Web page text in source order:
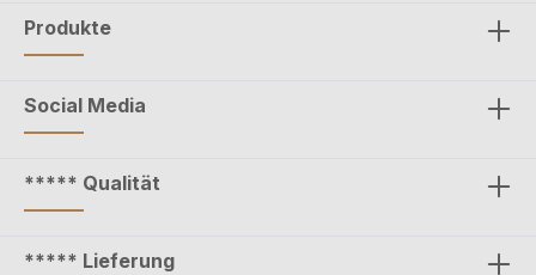
Produkte
Social Media
***** Qualität
***** Lieferung